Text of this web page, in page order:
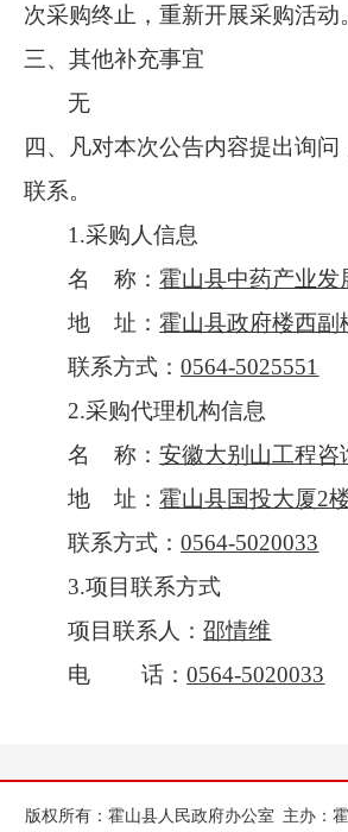
次采购终止，重新开展采购活动
三、其他补充事宜
无
四、凡对本次公告内容提出询
联系。
1.采购人信息
名
称：霍山县中药产业发
地
址：霍山县政府楼西副
联系方式：0564-5025551
2.采购代理机构信息
名
称：安徽大别山工程咨
地
址：霍山县国投大厦2
联系方式：0564-5020033
3.项目联系方式
项目联系人 ：邵情维
电
话：0564-5020033
版权所有：霍山县人民政府办公室 主办：